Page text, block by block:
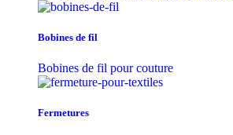
Bobines de fil
Bobines de fil pour couture
Fermetures